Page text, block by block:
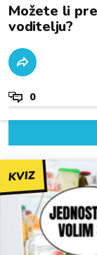
Možete li
voditelju?
0
KVIZ